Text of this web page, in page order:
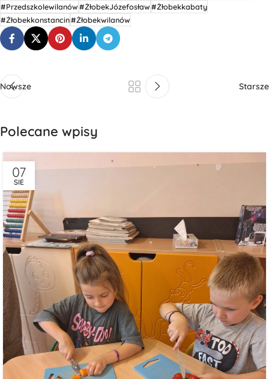
#Przedszkolewilanów#ŻłobekJózefosław#Żłobekkabaty
#Żłobekkonstancin#Żłobekwilanów
Nowsze Starsze
Polecane wpisy
07
SIE